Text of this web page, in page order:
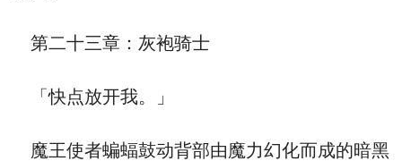
第二十三章：灰袍骑士
「快点放开我。」
魔王使者蝙蝠鼓动背部由魔力幻化而成的暗黑